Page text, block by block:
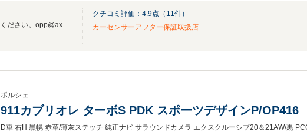
お気軽にメールでもお問い合わせください。opp@axel.ocn.ne.jp
クチコミ評価： 4.9点（ 11件）
カーセンサーアフター保証取扱店
ポルシェ
911カブリオレ ターボS PDK スポーツデザインP/OP416